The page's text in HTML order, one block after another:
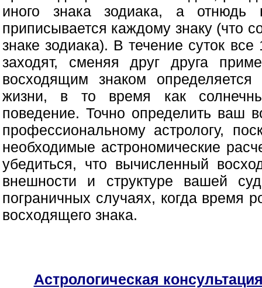
иного знака зодиака, а
приписывается каждому знаку (что
знаке зодиака). В течение суток
заходят, сменяя друг друга
восходящим знаком
жизни, в то время как
поведение. Точно определить ваш
профессиональному астрологу,
необходимые астрономические
убедиться, что вычисленный
внешности и структуре вашей
пограничных случаях, когда время
восходящего знака.
Астрологическая